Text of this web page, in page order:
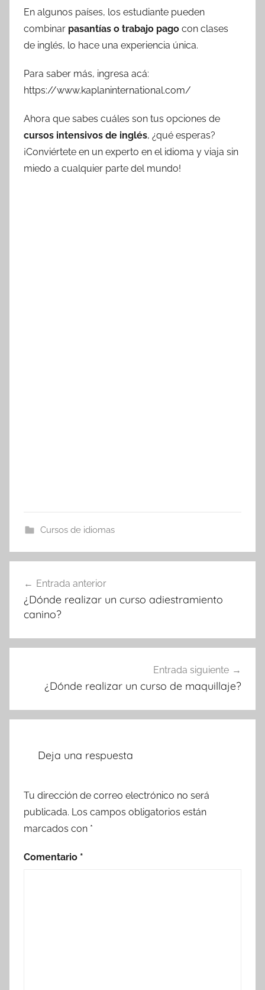
En algunos países, los estudiante pueden
combinar pasantías o trabajo pago con clases
de inglés, lo hace una experiencia única.
Para saber más, ingresa acá:
https://www.kaplaninternational.com/
Ahora que sabes cuáles son tus opciones de
cursos intensivos de inglés, ¿qué esperas?
¡Conviértete en un experto en el idioma y viaja sin
miedo a cualquier parte del mundo!
Cursos de idiomas
de
entradas
Entrada anterior
¿Dónde realizar un curso adiestramiento
canino?
Entrada siguiente
¿Dónde realizar un curso de maquillaje?
Deja una respuesta
Tu dirección de correo electrónico no será
publicada. Los campos obligatorios están
marcados con *
Comentario *